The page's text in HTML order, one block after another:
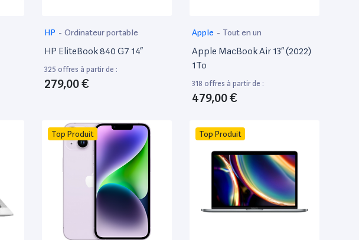
HP - Ordinateur portable
HP EliteBook 840 G7 14”
325 offres à partir de :
279,00 €
Apple - Tout en un
Apple MacBook Air 13” (2022)
1To
318 offres à partir de :
479,00 €
Top Produit Top Produit